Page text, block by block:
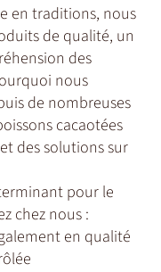
en traditions, nous
de qualité, un
des
nous
de nombreuses
cacaotées
des solutions sur
pour le
chez nous :
en qualité